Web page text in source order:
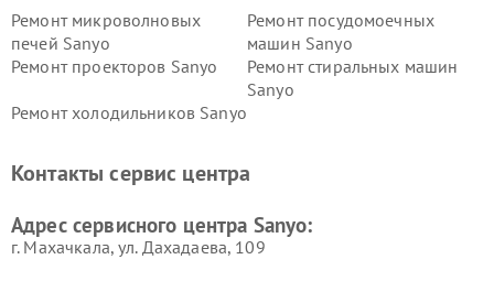
Ремонт микроволновых
печей Sanyo
Ремонт посудомоечных
машин Sanyo
Ремонт проекторов Sanyo
Ремонт стиральных машин
Sanyo
Ремонт холодильников Sanyo
Контакты сервис центра
Адрес сервисного центра Sanyo:
г. Махачкала, ул. Дахадаева, 109